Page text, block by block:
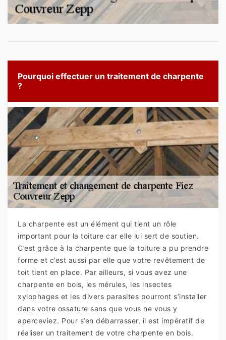
Pourquoi effectuer un traitement de charpente
?
La charpente est un élément qui tient un rôle
important pour la toiture car elle lui sert de soutien.
C’est grâce à la charpente que la toiture a pu prendre
forme et c’est aussi par elle que votre revêtement de
toit tient en place. Par ailleurs, si vous avez une
charpente en bois, les mérules, les insectes
xylophages et les divers parasites pourront s’installer
dans votre ossature sans que vous ne vous y
aperceviez. Pour s’en débarrasser, il est impératif de
réaliser un traitement de votre charpente en bois.